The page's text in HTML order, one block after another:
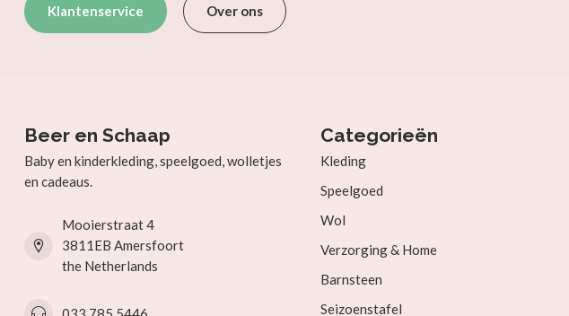
Klantenservice Over ons
Beer en Schaap
Baby en kinderkleding, speelgoed, wolletjes
en cadeaus.
Mooierstraat 4
3811EB Amersfoort
the Netherlands
Categorieën
Kleding
Speelgoed
Wol
Verzorging & Home
Barnsteen
Seizoenstafel